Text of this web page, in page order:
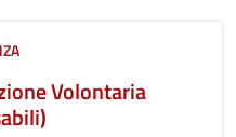
Volontaria